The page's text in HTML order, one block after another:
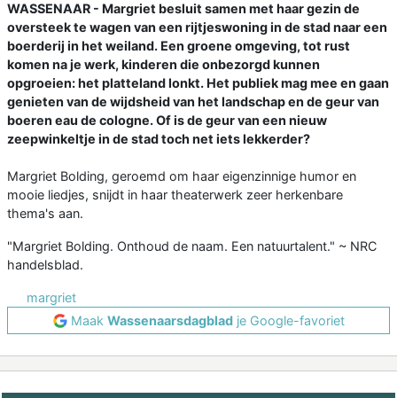
WASSENAAR - Margriet besluit samen met haar gezin de
oversteek te wagen van een rijtjeswoning in de stad naar een
boerderij in het weiland. Een groene omgeving, tot rust
komen na je werk, kinderen die onbezorgd kunnen
opgroeien: het platteland lonkt. Het publiek mag mee en gaan
genieten van de wijdsheid van het landschap en de geur van
boeren eau de cologne. Of is de geur van een nieuw
zeepwinkeltje in de stad toch net iets lekkerder?
Margriet Bolding, geroemd om haar eigenzinnige humor en
mooie liedjes, snijdt in haar theaterwerk zeer herkenbare
thema's aan.
"Margriet Bolding. Onthoud de naam. Een natuurtalent." ~ NRC
handelsblad.
margriet
Maak Wassenaarsdagbladje Google-favoriet